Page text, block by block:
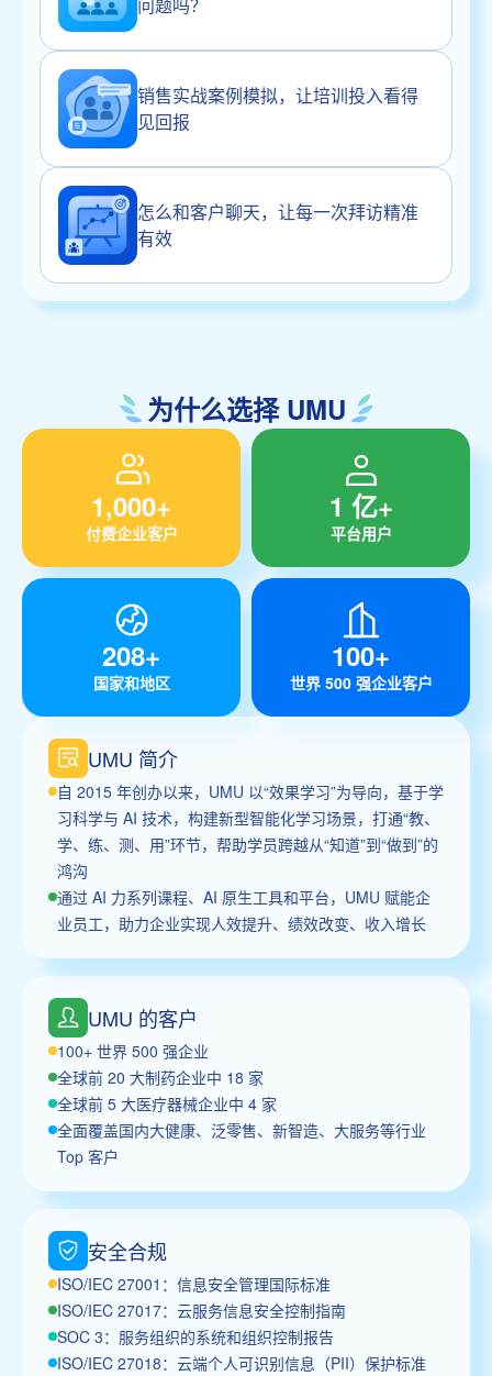
问题吗？
销售实战案例模拟，让培训投入看得
见回报
怎么和客户聊天，让每一次拜访精准
有效
为什么选择 UMU
1,000+
付费企业客户
1 亿+
平台用户
208+
国家和地区
100+
世界 500 强企业客户
UMU 简介
自 2015 年创办以来，UMU 以“效果学习”为导向，基于学
习科学与 AI 技术，构建新型智能化学习场景，打通“教、
学、练、测、用”环节，帮助学员跨越从“知道”到“做到”的
鸿沟
通过 AI 力系列课程、AI 原生工具和平台，UMU 赋能企
业员工，助力企业实现人效提升、绩效改变、收入增长
UMU 的客户
100+ 世界 500 强企业
全球前 20 大制药企业中 18 家
全球前 5 大医疗器械企业中 4 家
全面覆盖国内大健康、泛零售、新智造、大服务等行业
Top 客户
安全合规
ISO/IEC 27001：信息安全管理国际标准
ISO/IEC 27017：云服务信息安全控制指南
SOC 3：服务组织的系统和组织控制报告
ISO/IEC 27018：云端个人可识别信息（PII）保护标准